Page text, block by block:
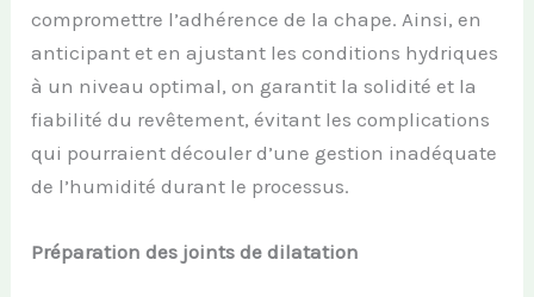
compromettre l’adhérence de la chape. Ainsi, en
anticipant et en ajustant les conditions hydriques
à un niveau optimal, on garantit la solidité et la
fiabilité du revêtement, évitant les complications
qui pourraient découler d’une gestion inadéquate
de l’humidité durant le processus.
Préparation des joints de dilatation